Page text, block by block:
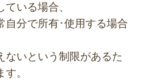
いる場合、
自分で所有･使用する場合
ないという制限があるた
。